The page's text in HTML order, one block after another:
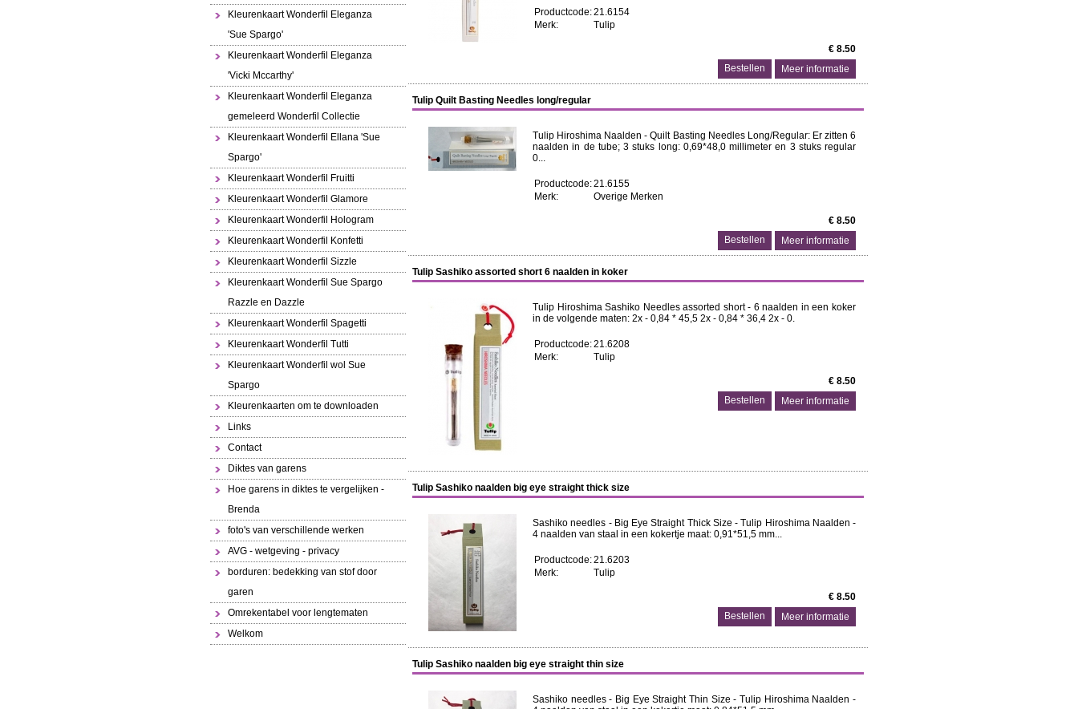
Kleurenkaart Wonderfil Eleganza
'Sue Spargo'
Kleurenkaart Wonderfil Eleganza
'Vicki Mccarthy'
Kleurenkaart Wonderfil Eleganza
gemeleerd Wonderfil Collectie
Kleurenkaart Wonderfil Ellana 'Sue
Spargo'
Kleurenkaart Wonderfil Fruitti
Kleurenkaart Wonderfil Glamore
Kleurenkaart Wonderfil Hologram
Kleurenkaart Wonderfil Konfetti
Kleurenkaart Wonderfil Sizzle
Kleurenkaart Wonderfil Sue Spargo
Razzle en Dazzle
Kleurenkaart Wonderfil Spagetti
Kleurenkaart Wonderfil Tutti
Kleurenkaart Wonderfil wol Sue
Spargo
Kleurenkaarten om te downloaden
Links
Contact
Diktes van garens
Hoe garens in diktes te vergelijken -
Brenda
foto's van verschillende werken
AVG - wetgeving - privacy
borduren: bedekking van stof door
garen
Omrekentabel voor lengtematen
Welkom
Productcode:21.6154
Merk:
Tulip
€ 8.50
Meer informatie
Tulip Quilt Basting Needles long/regular
Tulip Hiroshima Naalden - Quilt Basting Needles Long/Regular: Er zitten 6
naalden in de tube; 3 stuks long: 0,69*48,0 millimeter en 3 stuks regular
0...
Productcode:21.6155
Merk:
Overige Merken
€ 8.50
Meer informatie
Tulip Sashiko assorted short 6 naalden in koker
Tulip Hiroshima Sashiko Needles assorted short - 6 naalden in een koker
in de volgende maten: 2x - 0,84 * 45,5 2x - 0,84 * 36,4 2x - 0.
Productcode:21.6208
Merk:
Tulip
€ 8.50
Meer informatie
Tulip Sashiko naalden big eye straight thick size
Sashiko needles - Big Eye Straight Thick Size - Tulip Hiroshima Naalden -
4 naalden van staal in een kokertje maat: 0,91*51,5 mm...
Productcode:21.6203
Merk:
Tulip
€ 8.50
Meer informatie
Tulip Sashiko naalden big eye straight thin size
Sashiko needles - Big Eye Straight Thin Size - Tulip Hiroshima Naalden -